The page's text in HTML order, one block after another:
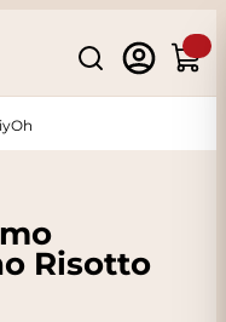
Search
Risotto